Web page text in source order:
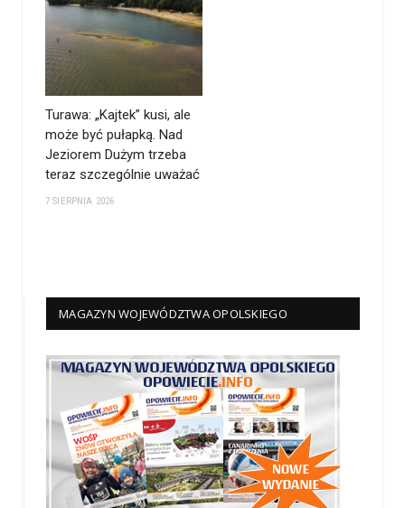
Turawa: „Kajtek” kusi, ale
może być pułapką. Nad
Jeziorem Dużym trzeba
teraz szczególnie uważać
7 SIERPNIA 2026
MAGAZYN WOJEWÓDZTWA OPOLSKIEGO